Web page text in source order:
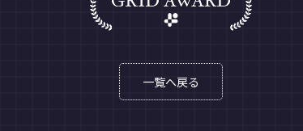
一覧へ戻る